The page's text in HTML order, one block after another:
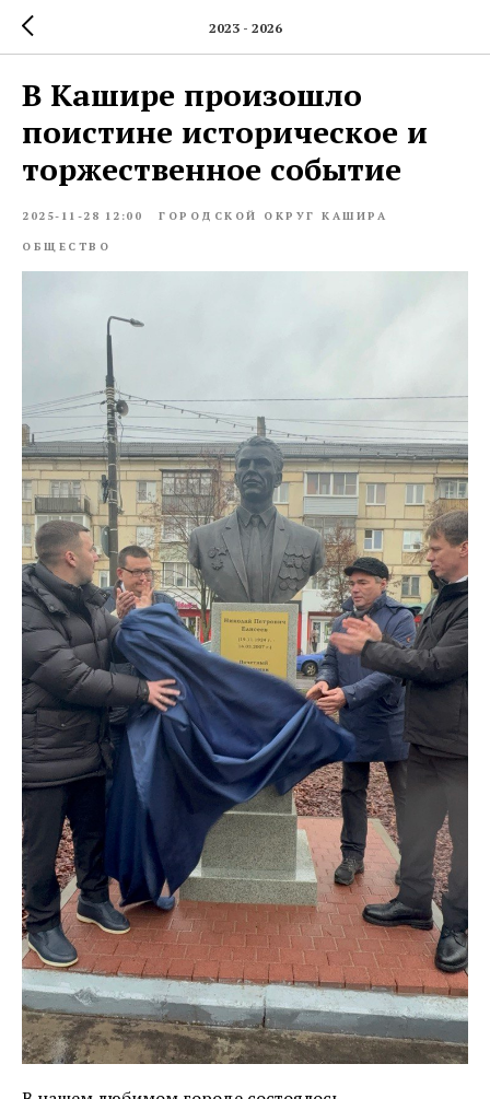
2023 - 2026
В Кашире произошло
поистине историческое и
торжественное событие
2025-11-28 12:00 ГОРОДСКОЙ ОКРУГ КАШИРА
ОБЩЕСТВО